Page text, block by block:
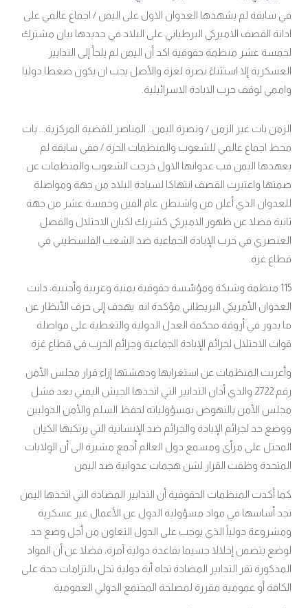
في سابقة لم يشهدها العدوان الاول على اليمن / اجماع عالمي على
ادانة القصف الاميركي البرطياني على البلاد في جديدها بيان مشترك
لخمسة عشر منظمة حقوقية اكد أن اليمن لم يلجأ إلى التدابير
العسكرية إلا استثناءً نصرة لغزة والأصل يجب ان يكون ضغطا دوليا
واممي لوقف حرب الابادة الاسرائيلية.
الزمن بات غير الزمن / ونصرة اليمن.. المناصر للقضية المركزية... بات
محط اجماع عالمي للشعوب والمنظمات الحرة / ففي سابقة لم
يعهدها اليمن فب عدوانها الاول خرجت الشعوب والمنظمات عن
صمتها واعتبرت القصف انتهاكا لسيادة البلاد من جهة ومواصلة
للعدوان الذي أعلن من واشنطن عام الفين وخمسة عشر من جهة
ثانية فضلا عن ظهور الاميركي كشريك لكيان الاحتلال والفصل
العنصري في حرب الإبادة الجماعية ضد الشعب الفلسطيني في
قطاع غزة.
115 منظمة وشبكة ومؤسّسة حقوقية يمنية وعربية وأجنبية، دانت
العدوان الأمريكي البريطاني مؤكدة انه يهدف إلى حرف الأنظار عن
ما يدور في أروقة محكمة العدل الدولية والتغطية على مواصلة
قوات الاحتلال لجرائم الإبادة الجماعية وجرائم الحرب في قطاع غزة
وأعربت المنظمات عن استغرابها ودهشتها إزاء قرار مجلس الأمن
رقم 2722 والذي أدان التدابير التي اتخذها الجيش اليمني بعد فشل
مجلس الأمن بالنهوض بمسؤولياته لحفظ السلم والأمن الدوليين
ووضع حد لجرائم الإبادة والجرائم ضد الإنسانية التي يرتكبها الكيان
المحتل على مرأى ومسمع دول العالم أجمع مشيرة الى أن الولايات
المتحدة وظفت القرار لشن هجمات عدوانية ضد اليمن
كما أكدت المنظمات الحقوقية أن التدابير المضادة التي اتخذها اليمن
تجد أساسها في مواد مسؤولية الدول عن الأعمال غير عسكرية
ومشروعة دولياً الذي يوجب على الدول التعاون من أجل وضع حد
لوضع يتضمن إخلالا جسيما بقاعدة دولية آمرة، فضلا عن أن المواد
المذكورة تقر التدابير المضادة تجاه أية دولية تخل بالتزامات حجة على
الكافة أو عمومية مقررة لمصلحة المجتمع الدولي العمومية